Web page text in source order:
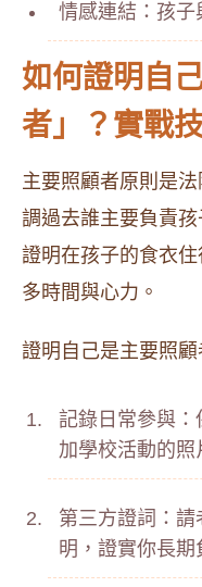
情感連結：孩子
如何證明自
者」？實戰
主要照顧者原則是
調過去誰主要負責
證明在孩子的食衣
多時間與心力。
證明自己是主要照
記錄日常參與
加學校活動的照
第三方證詞：
明，證實你長期